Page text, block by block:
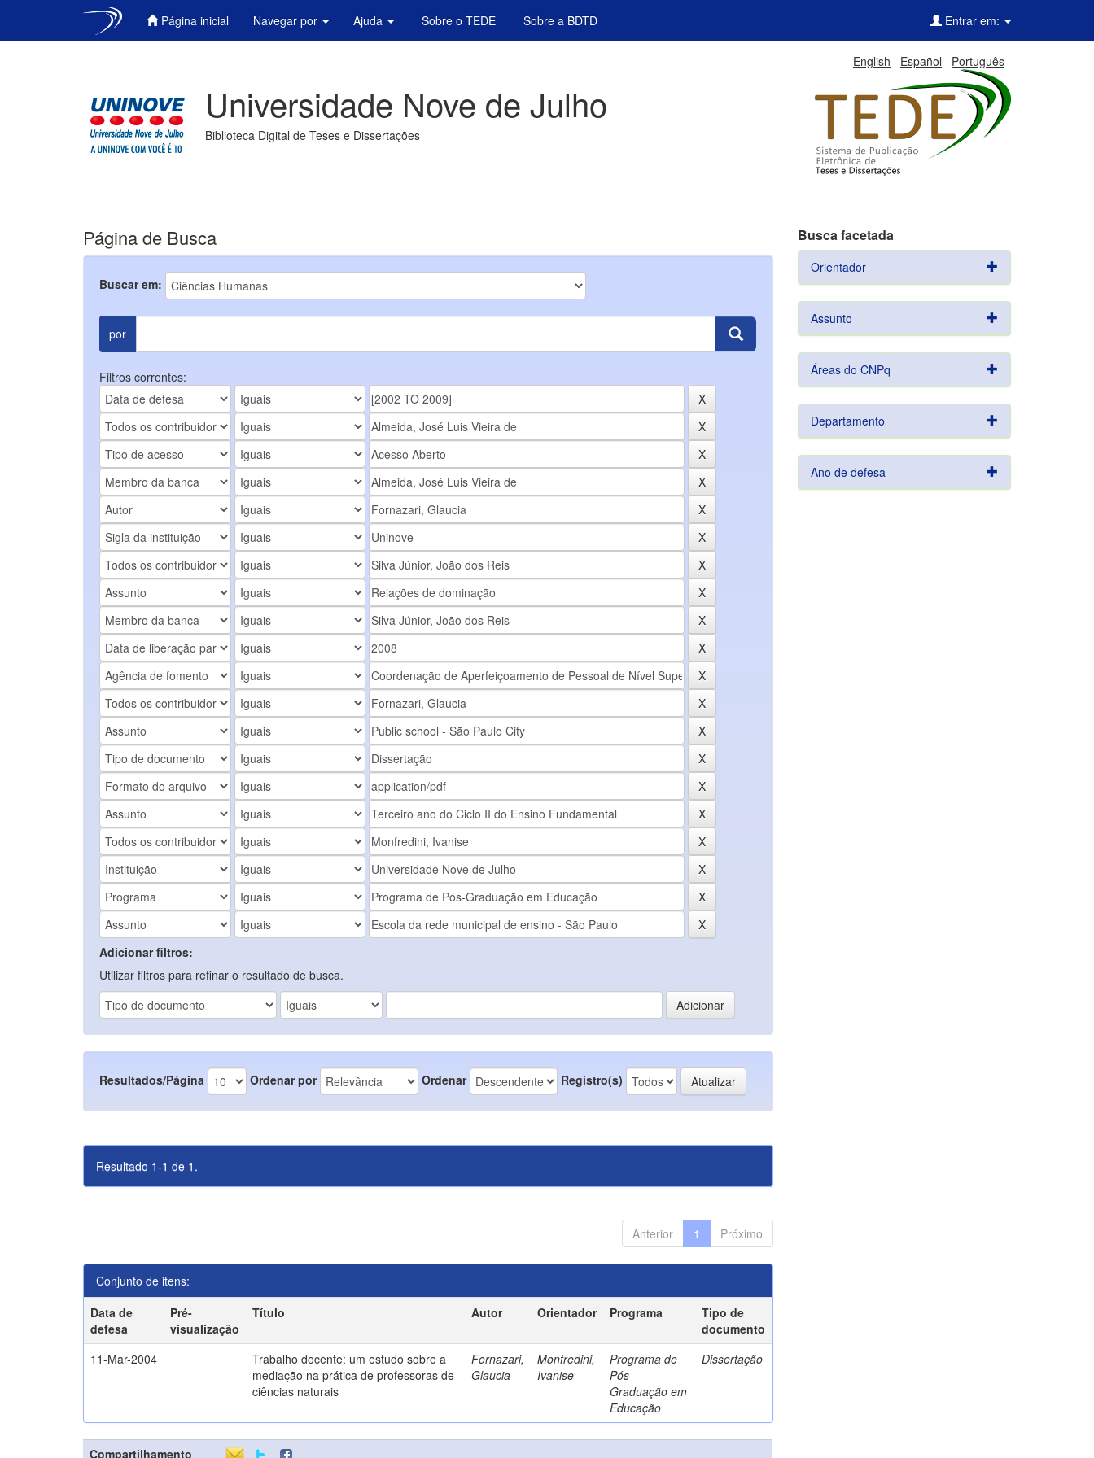
Página inicial Navegar por Ajuda Sobre o TEDE Sobre a BDTD Entrar em:
English Español Português
Universidade Nove de Julho
Biblioteca Digital de Teses e Dissertações
Página de Busca
Buscar em:
por
Filtros correntes:
Adicionar filtros:
Utilizar filtros para refinar o resultado de busca.
Resultados/Página Ordenar por Ordenar Registro(s)
Resultado 1-1 de 1.
Anterior 1 Próximo
Conjunto de itens:
Data de
defesa
Pré-
visualização
Título Autor Orientador Programa
Tipo de
documento
11-Mar-2004
Trabalho docente: um estudo sobre a
mediação na prática de professoras de
ciências naturais
Fornazari,
Glaucia
Monfredini,
Ivanise
Programa de
Pós-
Graduação em
Educação
Dissertação
Compartilhamento
Busca facetada
Orientador
Assunto
Áreas do CNPq
Departamento
Ano de defesa